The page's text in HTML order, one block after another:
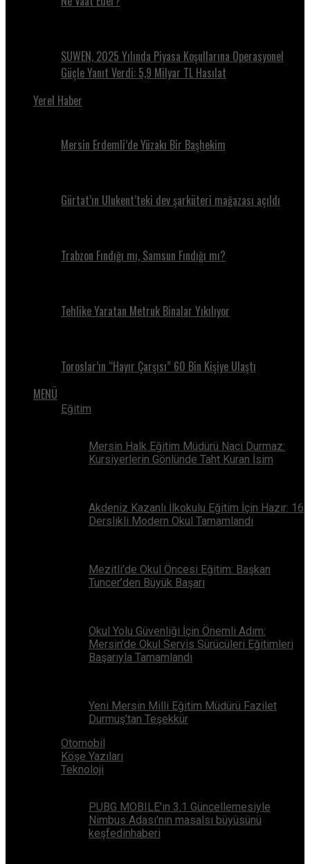
SUWEN, 2025 Yılında Piyasa Koşullarına Operasyonel
Güçle Yanıt Verdi: 5,9 Milyar TL Hasılat
Yerel Haber
Mersin Erdemli’de Yüzakı Bir Başhekim
Gürtat’ın Ulukent’teki dev şarküteri mağazası açıldı
Trabzon Fındığı mı, Samsun Fındığı mı?
Tehlike Yaratan Metruk Binalar Yıkılıyor
Toroslar’ın “Hayır Çarşısı” 60 Bin Kişiye Ulaştı
MENÜ
Eğitim
Mersin Halk Eğitim Müdürü Naci Durmaz:
Kursiyerlerin Gönlünde Taht Kuran İsim
Akdeniz Kazanlı İlkokulu Eğitim İçin Hazır: 16
Derslikli Modern Okul Tamamlandı
Mezitli’de Okul Öncesi Eğitim: Başkan
Tuncer’den Büyük Başarı
Okul Yolu Güvenliği İçin Önemli Adım:
Mersin’de Okul Servis Sürücüleri Eğitimleri
Başarıyla Tamamlandı
Yeni Mersin Milli Eğitim Müdürü Fazilet
Durmuş’tan Teşekkür
Otomobil
Köşe Yazıları
Teknoloji
PUBG MOBILE'ın 3.1 Güncellemesiyle
Nimbus Adası'nın masalsı büyüsünü
keşfedinhaberi